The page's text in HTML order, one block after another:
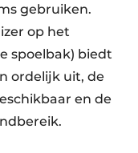
gebruiken.
op het
spoelbak) biedt
ordelijk uit, de
en de